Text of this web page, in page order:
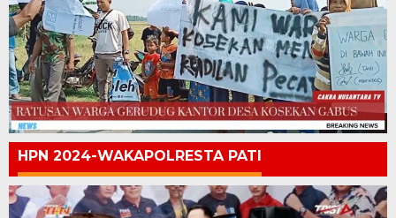
HPN 2024-WAKAPOLRESTA PATI